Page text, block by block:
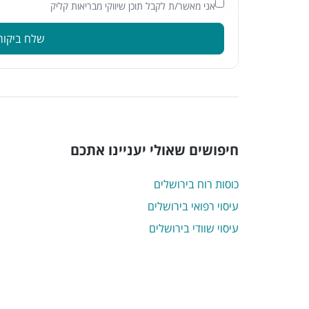
אני מאשר/ת לקבל תוכן שיווקי מבריאות קליק
שלח
חיפושים שאולי יעניינו אתכם
כוסות רוח בירושלים
עיסוי רפואי בירושלים
עיסוי שוודי בירושלים